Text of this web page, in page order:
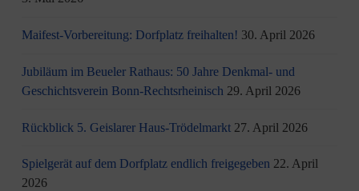
Maifest-Vorbereitung: Dorfplatz freihalten! 30. April 2026
Jubiläum im Beueler Rathaus: 50 Jahre Denkmal- und
Geschichtsverein Bonn-Rechtsrheinisch 29. April 2026
Rückblick 5. Geislarer Haus-Trödelmarkt 27. April 2026
Spielgerät auf dem Dorfplatz endlich freigegeben 22. April
2026